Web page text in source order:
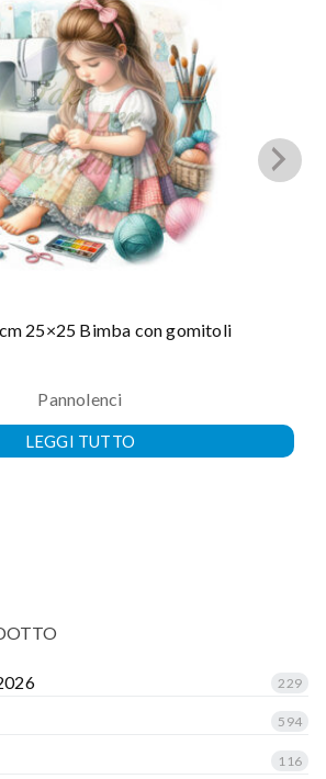
25×25 Bimba con gomitoli
Pannolenci
LEGGI TUTTO
229
594
116